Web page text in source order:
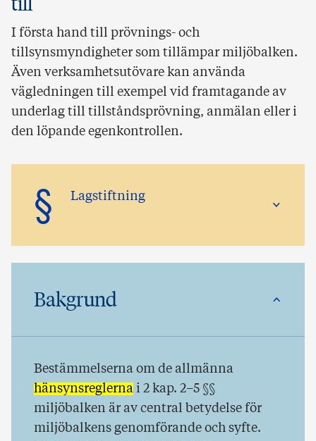
I första hand till prövnings- och
tillsynsmyndigheter som tillämpar miljöbalken.
Även verksamhetsutövare kan använda
vägledningen till exempel vid framtagande av
underlag till tillståndsprövning, anmälan eller i
den löpande egenkontrollen.
§ Lagstiftning
Bakgrund
Bestämmelserna om de allmänna
hänsynsreglerna i 2 kap. 2–5 §§
miljöbalken är av central betydelse för
miljöbalkens genomförande och syfte.